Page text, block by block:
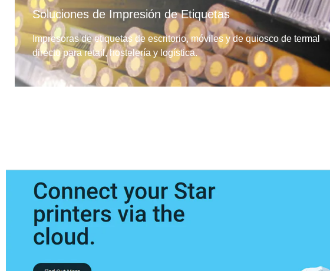
Soluciones de Impresión de Etiquetas
Impresoras de etiquetas de escritorio, móviles y de quiosco de termal
directo para retail, hostelería y logística.